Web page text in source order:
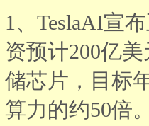
1、TeslaAI宣
资预计200亿
储芯片，目标
算力的约50倍